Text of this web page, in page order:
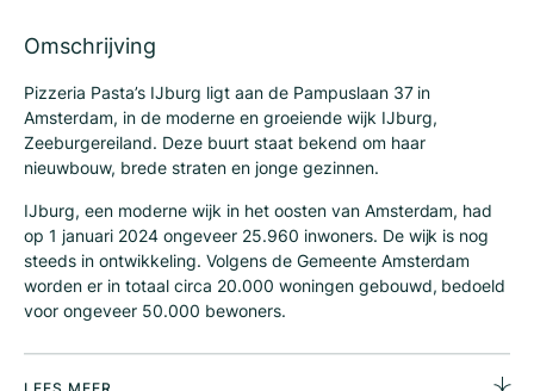
Omschrijving
Pizzeria Pasta’s IJburg ligt aan de Pampuslaan 37 in
Amsterdam, in de moderne en groeiende wijk IJburg,
Zeeburgereiland. Deze buurt staat bekend om haar
nieuwbouw, brede straten en jonge gezinnen.
IJburg, een moderne wijk in het oosten van Amsterdam, had
op 1 januari 2024 ongeveer 25.960 inwoners. De wijk is nog
steeds in ontwikkeling. Volgens de Gemeente Amsterdam
worden er in totaal circa 20.000 woningen gebouwd, bedoeld
voor ongeveer 50.000 bewoners.
De uitbreiding omvat nieuwe eilanden zoals Centrumeiland,
Strandeiland en Buiteneiland, waarvan de bouw en bewoning